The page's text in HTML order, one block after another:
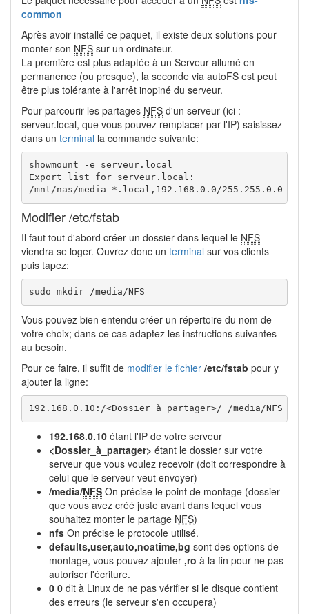
common
Après avoir installé ce paquet, il existe deux solutions pour
monter son NFS sur un ordinateur.
La première est plus adaptée à un Serveur allumé en
permanence (ou presque), la seconde via autoFS est peut
être plus tolérante à l'arrêt inopiné du serveur.
Pour parcourir les partages NFS d'un serveur (ici :
serveur.local, que vous pouvez remplacer par l'IP) saisissez
dans un terminal la commande suivante:
showmount -e serveur.local
Export list for serveur.local:
/mnt/nas/media *.local,192.168.0.0/255.255.0.0
Modifier /etc/fstab
Il faut tout d'abord créer un dossier dans lequel le NFS
viendra se loger. Ouvrez donc un terminal sur vos clients
puis tapez:
sudo mkdir /media/NFS
Vous pouvez bien entendu créer un répertoire du nom de
votre choix; dans ce cas adaptez les instructions suivantes
au besoin.
Pour ce faire, il suffit de modifier le fichier /etc/fstab pour y
ajouter la ligne:
192.168.0.10:/<Dossier_à_partager>/ /media/NFS
192.168.0.10 étant l'IP de votre serveur
<Dossier_à_partager> étant le dossier sur votre
serveur que vous voulez recevoir (doit correspondre à
celui que le serveur veut envoyer)
/media/NFS On précise le point de montage (dossier
que vous avez créé juste avant dans lequel vous
souhaitez monter le partage NFS)
nfs On précise le protocole utilisé.
defaults,user,auto,noatime,bg sont des options de
montage, vous pouvez ajouter ,ro à la fin pour ne pas
autoriser l'écriture.
0 0 dit à Linux de ne pas vérifier si le disque contient
des erreurs (le serveur s'en occupera)